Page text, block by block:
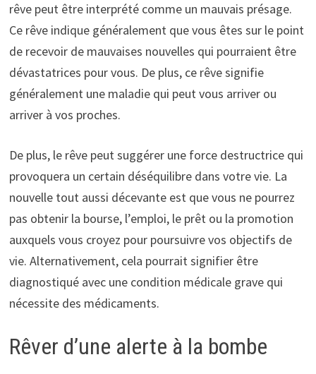
rêve peut être interprété comme un mauvais présage.
Ce rêve indique généralement que vous êtes sur le point
de recevoir de mauvaises nouvelles qui pourraient être
dévastatrices pour vous. De plus, ce rêve signifie
généralement une maladie qui peut vous arriver ou
arriver à vos proches.
De plus, le rêve peut suggérer une force destructrice qui
provoquera un certain déséquilibre dans votre vie. La
nouvelle tout aussi décevante est que vous ne pourrez
pas obtenir la bourse, l’emploi, le prêt ou la promotion
auxquels vous croyez pour poursuivre vos objectifs de
vie. Alternativement, cela pourrait signifier être
diagnostiqué avec une condition médicale grave qui
nécessite des médicaments.
Rêver d’une alerte à la bombe